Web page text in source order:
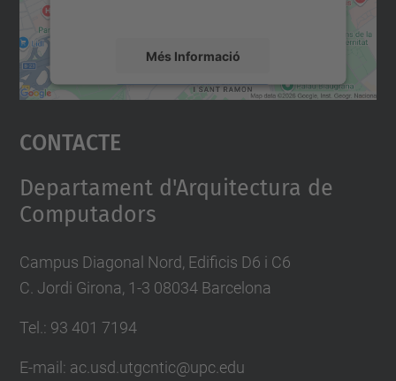
Més Informació
Accepta
powered by
Contacte
Departament d'Arquitectura de
Computadors
Campus Diagonal Nord, Edificis D6 i C6
C. Jordi Girona, 1-3 08034 Barcelona
Tel.: 93 401 7194
E-mail: ac.usd.utgcntic@upc.edu